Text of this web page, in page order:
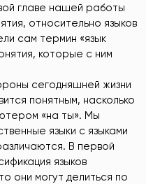
главе нашей работы
относительно языков
сам термин «язык
которые с ним
сегодняшней жизни
понятным, насколько
«на ты». Мы
языки с языками
В первой
языков
они могут делиться по